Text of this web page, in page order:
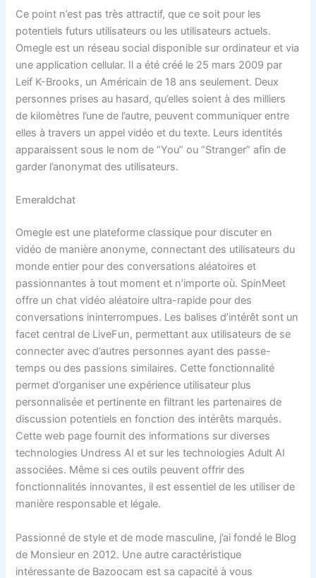
Ce point n’est pas très attractif, que ce soit pour les
potentiels futurs utilisateurs ou les utilisateurs actuels.
Omegle est un réseau social disponible sur ordinateur et via
une application cellular. Il a été créé le 25 mars 2009 par
Leif K-Brooks, un Américain de 18 ans seulement. Deux
personnes prises au hasard, qu’elles soient à des milliers
de kilomètres l’une de l’autre, peuvent communiquer entre
elles à travers un appel vidéo et du texte. Leurs identités
apparaissent sous le nom de “You” ou “Stranger” afin de
garder l’anonymat des utilisateurs.
Emeraldchat
Omegle est une plateforme classique pour discuter en
vidéo de manière anonyme, connectant des utilisateurs du
monde entier pour des conversations aléatoires et
passionnantes à tout moment et n’importe où. SpinMeet
offre un chat vidéo aléatoire ultra-rapide pour des
conversations ininterrompues. Les balises d’intérêt sont un
facet central de LiveFun, permettant aux utilisateurs de se
connecter avec d’autres personnes ayant des passe-
temps ou des passions similaires. Cette fonctionnalité
permet d’organiser une expérience utilisateur plus
personnalisée et pertinente en filtrant les partenaires de
discussion potentiels en fonction des intérêts marqués.
Cette web page fournit des informations sur diverses
technologies Undress AI et sur les technologies Adult AI
associées. Même si ces outils peuvent offrir des
fonctionnalités innovantes, il est essentiel de les utiliser de
manière responsable et légale.
Passionné de style et de mode masculine, j’ai fondé le Blog
de Monsieur en 2012. Une autre caractéristique
intéressante de Bazoocam est sa capacité à vous